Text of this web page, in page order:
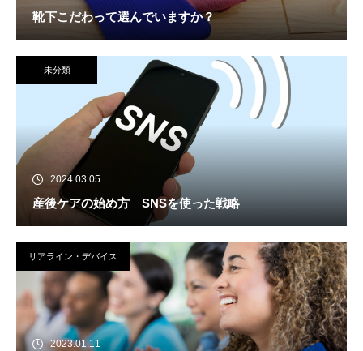
靴下こだわって選んでいますか？
未分類
2024.03.05
産後ケアの始め方 SNSを使った戦略
リアライン・デバイス
2023.01.11